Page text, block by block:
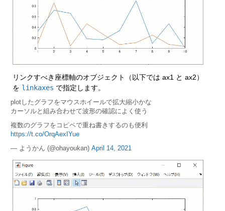
リンクすべき座標軸のオブジェクト（以下では ax1 と ax2）
を linkaxes で指定します。
plotしたグラフをマウスホイールで拡大縮小かな
カーソルと組み合わせて波形の確認によく使う
複数のグラフをコピペで重ね書きするのも便利
https://t.co/OrqAexIYue
— ようかん (@ohayoukan) April 14, 2021